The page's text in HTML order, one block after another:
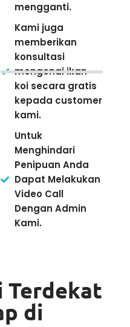
mengganti.
Kami juga
memberikan
konsultasi
mengenai ikan
koi secara gratis
kepada customer
kami.
Untuk
Menghindari
Penipuan Anda
Dapat Melakukan
Video Call
Dengan Admin
Kami.
Terdekat
di